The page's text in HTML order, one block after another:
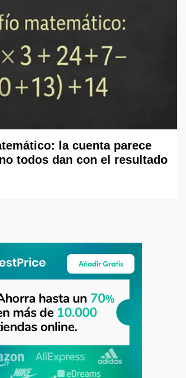
la cuenta parece
todos dan con el resultado